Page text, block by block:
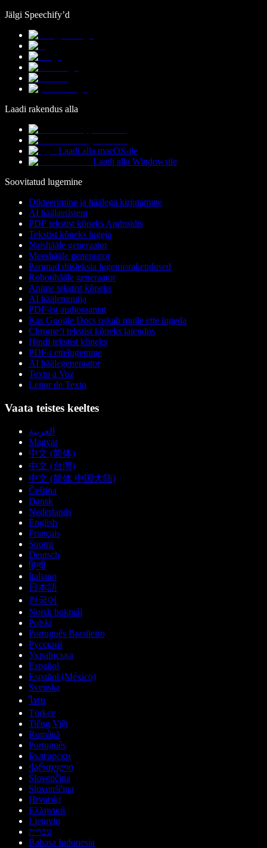
Jälgi Speechify’d
Laadi rakendus alla
Laadi alla macOS-ile
Laadi alla Windowsile
Soovitatud lugemine
Dikteerimine ja häälega kirjutamine
AI häälassistent
PDF tekstist kõneks Androidis
Tekstist kõneks lugeja
Naishääle generaator
Meeshääle generaator
Parimad düsleksia lugemisrakendused
Robotihääle generaator
Anime tekstist kõneks
AI häälemuutja
PDF-ist audioraamat
Kas Google Docs oskab mulle ette lugeda
Chrome’i tekstist kõneks laiendus
Hindi tekstist kõneks
PDF-i ettelugemine
AI häälegeneraator
Texto a Voz
Leitor de Texto
Vaata teistes keeltes
العربية
Magyar
中文 (简体)
中文 (台灣)
中文 (简体 中国大陆)
Čeština
Dansk
Nederlands
English
Français
Suomi
Deutsch
हिन्दी
Italiano
日本語
한국어
Norsk bokmål
Polski
Português Brasileiro
Русский
Українська
Español
Español (México)
Svenska
ไทย
Türkçe
Tiếng Việt
Română
Português
Български
ქართული
Slovenčina
Slovenščina
Hrvatski
Ελληνικά
Lietuvių
עברית
Bahasa Indonesia